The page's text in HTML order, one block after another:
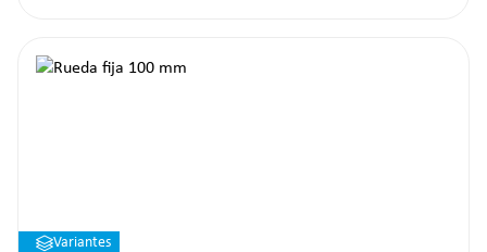
Variantes